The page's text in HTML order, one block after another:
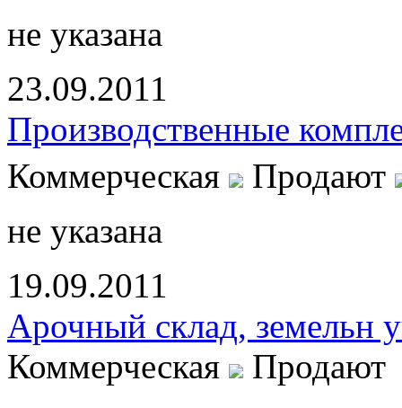
не указана
23.09.2011
Производственные
Коммерческая
Продают
не указана
19.09.2011
Арочный склад, земельн
Коммерческая
Продают